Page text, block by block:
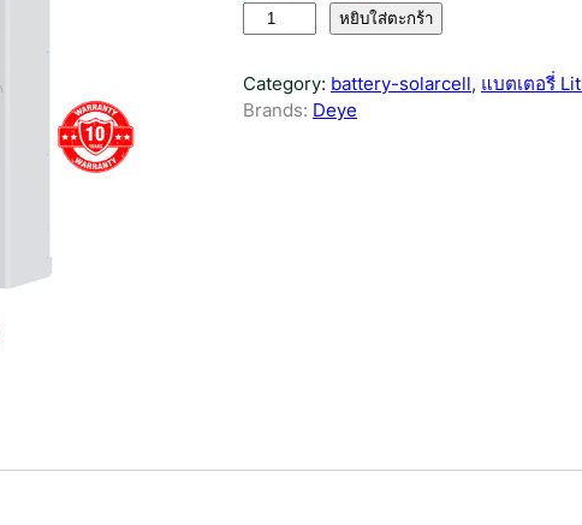
น
น
แ
หยิบใส่ตะกร้า
Category: battery-solarcell, แบตเตอรี่
Brands: Deye